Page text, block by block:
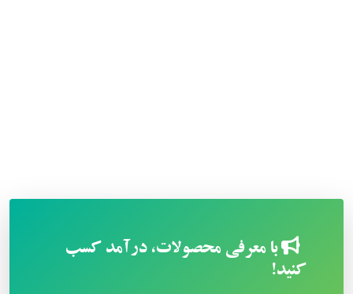
با معرفی محصولات، درآمد کسب
کنید!